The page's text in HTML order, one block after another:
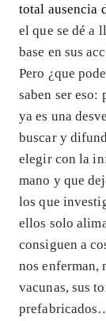
total ausencia
el que se dé a
base en sus
Pero ¿que
saben ser
ya es una
buscar y
elegir con la
mano y que
los que
ellos solo
consiguen a
nos
vacunas, sus